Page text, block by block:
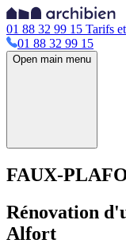
01 88 32 99 15 Tarifs
01 88 32 99 15
Open main menu
FAUX-
Rénovation
Alfort